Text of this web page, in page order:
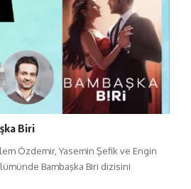
Biri
Özdemir, Yasemin Şefik ve Engin
Bambaşka Biri dizisini